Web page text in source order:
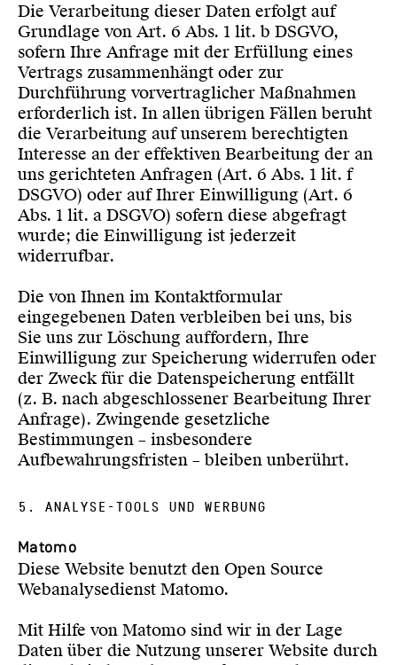
Die Verarbeitung dieser Daten erfolgt auf
Grundlage von Art. 6 Abs. 1 lit. b DSGVO,
sofern Ihre Anfrage mit der Erfüllung eines
Vertrags zusammenhängt oder zur
Durchführung vorvertraglicher Maßnahmen
erforderlich ist. In allen übrigen Fällen beruht
die Verarbeitung auf unserem berechtigten
Interesse an der effektiven Bearbeitung der an
uns gerichteten Anfragen (Art. 6 Abs. 1 lit. f
DSGVO) oder auf Ihrer Einwilligung (Art. 6
Abs. 1 lit. a DSGVO) sofern diese abgefragt
wurde; die Einwilligung ist jederzeit
widerrufbar.
Die von Ihnen im Kontaktformular
eingegebenen Daten verbleiben bei uns, bis
Sie uns zur Löschung auffordern, Ihre
Einwilligung zur Speicherung widerrufen oder
der Zweck für die Datenspeicherung entfällt
(z. B. nach abgeschlossener Bearbeitung Ihrer
Anfrage). Zwingende gesetzliche
Bestimmungen – insbesondere
Aufbewahrungsfristen – bleiben unberührt.
5. ANALYSE-TOOLS UND WERBUNG
Matomo
Diese Website benutzt den Open Source
Webanalysedienst Matomo.
Mit Hilfe von Matomo sind wir in der Lage
Daten über die Nutzung unserer Website durch